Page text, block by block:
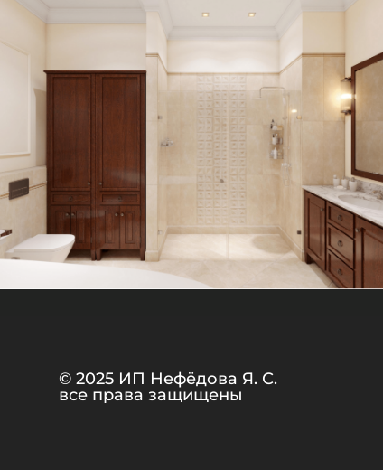
© 2025 ИП Нефёдова Я. С.
все права защищены